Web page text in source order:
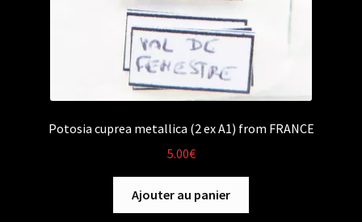
Potosia cuprea metallica (2 ex A1) from FRANCE
5.00€
Ajouter au panier